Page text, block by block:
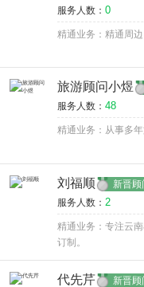
服务人数： 0
精通业务：精通周
旅游顾问小煜
服务人数： 48
精通业务：从事多
刘福顺 新晋顾
服务人数： 2
精通业务：专注云
订制。
代先芹 新晋顾